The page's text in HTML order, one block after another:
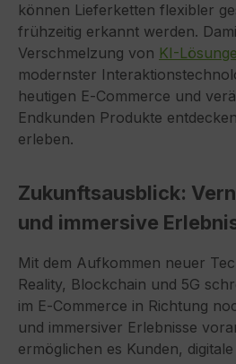
können Lieferketten flexibler
frühzeitig erkannt werden.
Verschmelzung von KI-
modernster
heutigen E‑Commerce und
Endkunden Produkte
erleben.
Zukunftsausblick:
und immersive
Mit dem Aufkommen neuer
Reality, Blockchain und 5G
im E‑Commerce in Richtung
und immersiver Erlebnisse
ermöglichen es Kunden,